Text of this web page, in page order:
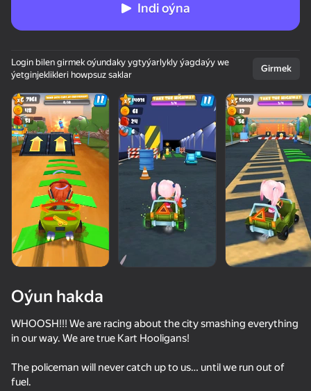
50+ top oýunlar, olary oýnaýar
hatda «oýnamayanlar» hem
Indi oýna
Login bilen girmek oýundaky ygtyýarlykly ýagdaýy we
ýetginjeklikleri howpsuz saklar
Girmek
Oýun hakda
WHOOSH!!! We are racing about the city smashing everything
in our way. We are true Kart Hooligans!
The policeman will never catch up to us… until we run out of
fuel.